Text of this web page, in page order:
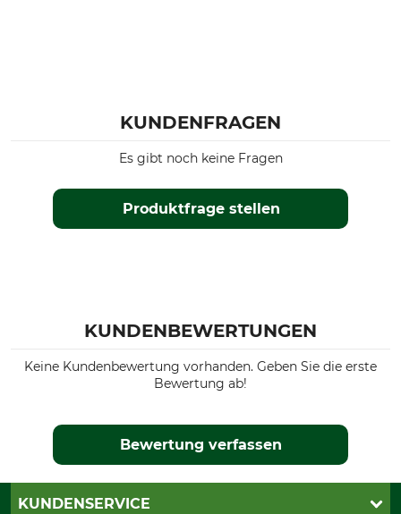
KUNDENFRAGEN
Produktfrage stellen
Es gibt noch keine Fragen
KUNDENBEWERTUNGEN
Keine Kundenbewertung vorhanden. Geben Sie die erste
Bewertung ab!
Bewertung verfassen
KUNDENSERVICE